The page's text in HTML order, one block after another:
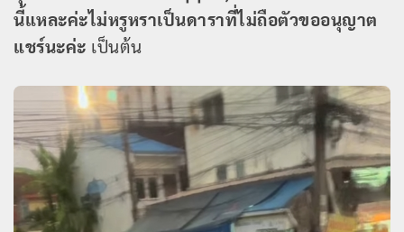
นี้แหละค่ะไม่หรูหราเป็นดาราที่ไม่ถือตัวขออนุญาต
แชร์นะค่ะ เป็นต้น